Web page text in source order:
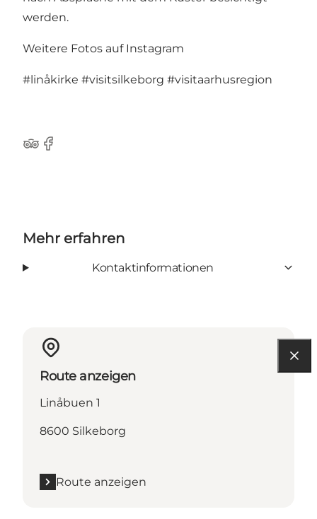
werden.
Weitere Fotos auf Instagram
#linåkirke #visitsilkeborg #visitaarhusregion
TripAdvisor
Facebook
Mehr erfahren
Kontaktinformationen
Route anzeigen
Linåbuen 1
8600 Silkeborg
Route anzeigen